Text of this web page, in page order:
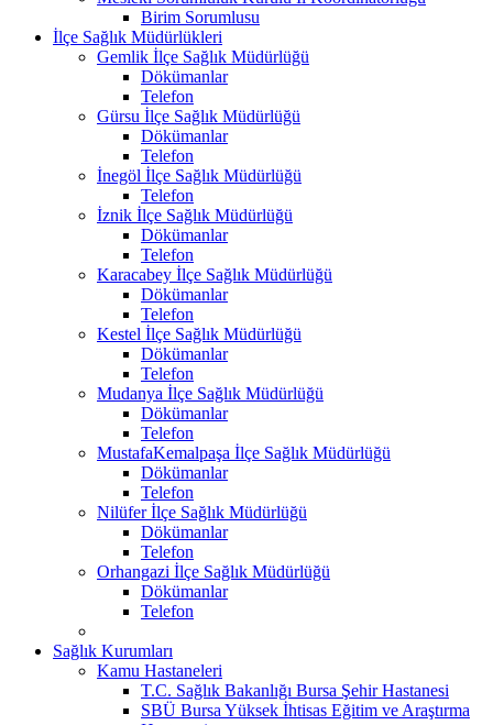
Birim Sorumlusu
İlçe Sağlık Müdürlükleri
Gemlik İlçe Sağlık Müdürlüğü
Dökümanlar
Telefon
Gürsu İlçe Sağlık Müdürlüğü
Dökümanlar
Telefon
İnegöl İlçe Sağlık Müdürlüğü
Telefon
İznik İlçe Sağlık Müdürlüğü
Dökümanlar
Telefon
Karacabey İlçe Sağlık Müdürlüğü
Dökümanlar
Telefon
Kestel İlçe Sağlık Müdürlüğü
Dökümanlar
Telefon
Mudanya İlçe Sağlık Müdürlüğü
Dökümanlar
Telefon
MustafaKemalpaşa İlçe Sağlık Müdürlüğü
Dökümanlar
Telefon
Nilüfer İlçe Sağlık Müdürlüğü
Dökümanlar
Telefon
Orhangazi İlçe Sağlık Müdürlüğü
Dökümanlar
Telefon
Sağlık Kurumları
Kamu Hastaneleri
T.C. Sağlık Bakanlığı Bursa Şehir Hastanesi
SBÜ Bursa Yüksek İhtisas Eğitim ve Araştırma